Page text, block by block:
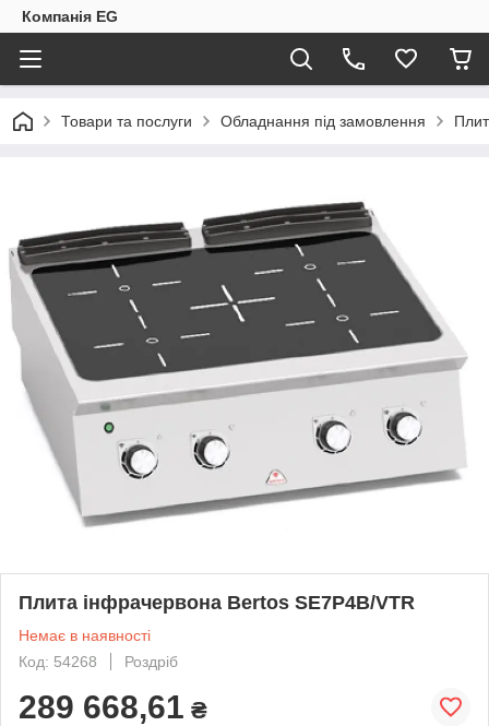
Компанія EG
Товари та послуги Обладнання під замовлення
Плита інфрачервона Bertos SE7P4B/VTR
Немає в наявності
Код: 54268
Роздріб
289 668,61 ₴